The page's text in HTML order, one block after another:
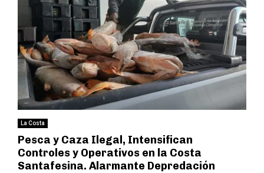
La Costa
Pesca y Caza Ilegal, Intensifican
Controles y Operativos en la Costa
Santafesina. Alarmante Depredación